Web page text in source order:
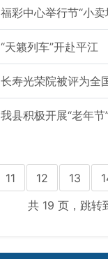
福彩中心举行节“小卖
“天籁列车”开赴平江
长寿光荣院被评为全
我县积极开展“老年节
11 12 13
共 19 页，跳转